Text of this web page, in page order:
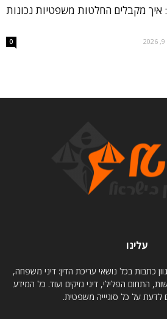
איך מקבלים החלטות משפטיות נכונות
0
עלינו
כתבות בכל נושאי עריכת הדין: דיני משפחה,
התחום הפלילי, דיני נזיקים ועוד. כל המידע
לדעת על כל סוגיייה משפטית.